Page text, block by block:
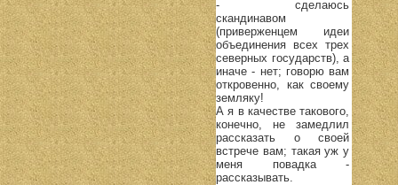
- сделаюсь
скандинавом
(приверженцем идеи
объединения всех трех
северных государств), а
иначе - нет; говорю вам
откровенно, как своему
земляку!
А я в качестве такового,
конечно, не замедлил
рассказать о своей
встрече вам; такая уж у
меня повадка -
рассказывать.